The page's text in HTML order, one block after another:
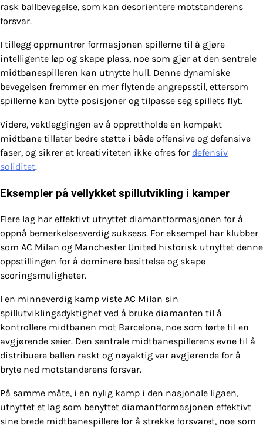
rask ballbevegelse, som kan desorientere motstanderens
forsvar.
I tillegg oppmuntrer formasjonen spillerne til å gjøre
intelligente løp og skape plass, noe som gjør at den sentrale
midtbanespilleren kan utnytte hull. Denne dynamiske
bevegelsen fremmer en mer flytende angrepsstil, ettersom
spillerne kan bytte posisjoner og tilpasse seg spillets flyt.
Videre, vektleggingen av å opprettholde en kompakt
midtbane tillater bedre støtte i både offensive og defensive
faser, og sikrer at kreativiteten ikke ofres for defensiv
soliditet.
Eksempler på vellykket spillutvikling i kamper
Flere lag har effektivt utnyttet diamantformasjonen for å
oppnå bemerkelsesverdig suksess. For eksempel har klubber
som AC Milan og Manchester United historisk utnyttet denne
oppstillingen for å dominere besittelse og skape
scoringsmuligheter.
I en minneverdig kamp viste AC Milan sin
spillutviklingsdyktighet ved å bruke diamanten til å
kontrollere midtbanen mot Barcelona, noe som førte til en
avgjørende seier. Den sentrale midtbanespillerens evne til å
distribuere ballen raskt og nøyaktig var avgjørende for å
bryte ned motstanderens forsvar.
På samme måte, i en nylig kamp i den nasjonale ligaen,
utnyttet et lag som benyttet diamantformasjonen effektivt
sine brede midtbanespillere for å strekke forsvaret, noe som